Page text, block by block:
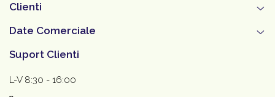
Clienti
Date Comerciale
Suport Clienti
L-V 8:30 - 16:00